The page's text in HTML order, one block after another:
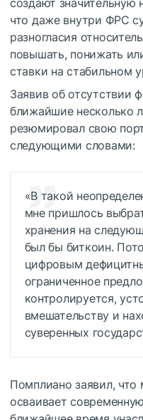
создают значительную
что даже внутри ФРС
разногласия
повышать, понижать
ставки на стабильном
Заявив об отсутствии
ближайшие несколько
резюмировал свою
следующими словами:
«В такой
мне пришлось
хранения на
был бы биткоин.
цифровым
ограниченное
контролируется,
вмешательству и
суверенных
Помплиано заявил,
осваивает